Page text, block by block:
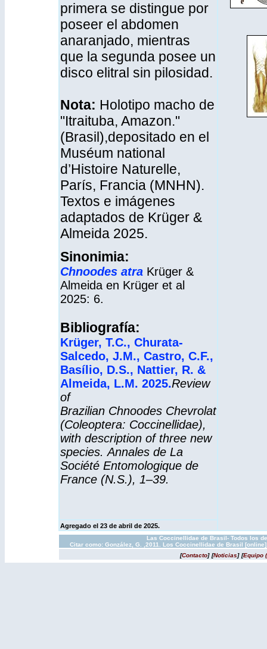
primera se distingue por
poseer el abdomen
anaranjado, mientras
que la segunda posee un
disco elitral sin pilosidad.
Nota: Holotipo macho de
"Itraituba, Amazon."
(Brasil),depositado en el
Muséum national
d’Histoire Naturelle,
París, Francia (MNHN).
Textos e imágenes
adaptados de Krüger &
Almeida 2025.
Sinonimia:
Chnoodes atra Krüger &
Almeida en Krüger et al
2025: 6.
Bibliografía:
Krüger, T.C., Churata-
Salcedo, J.M., Castro, C.F.,
Basílio, D.S., Nattier, R. &
Almeida, L.M. 2025.Review
of
Brazilian Chnoodes Chevrolat
(Coleoptera: Coccinellidae),
with description of three new
species.Annales de La
Société Entomologique de
France (N.S.), 1–39.
Agregado el 23 de abril de 2025.
Las Coccinellidae de Brasil- Todos los
Citar como: González, G. ,2011. Los Coccinellidae de Brasil
[Contacto] [Noticias] [Equipo